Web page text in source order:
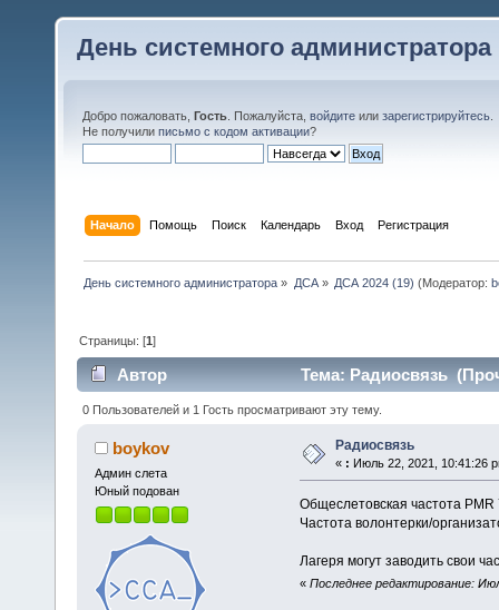
День системного администратора
Добро пожаловать, Гость . Пожалуйста, войдите или зарегистрируйтесь
Не получили письмо с кодом активации?
Начало Помощь Поиск Календарь Вход Регистрация
День системного администратора » ДСА» ДСА 2024 (19) (Модератор:
Страницы: [1]
Автор Тема: Радиосвязь
0 Пользователей и 1 Гость просматривают эту тему.
boykov
Админ слета
Юный подован
Радиосвязь
« : Июль 22, 2021, 10:41:26
Общеслетовская частота PMR
Частота волонтерки/
Лагеря могут заводить свои
« Последнее редактирование: